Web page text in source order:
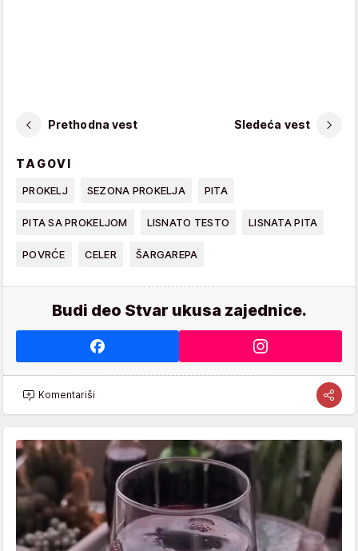
Prethodna vest Sledeća vest
TAGOVI
PROKELJ SEZONA PROKELJA PITA
PITA SA PROKELJOM LISNATO TESTO LISNATA PITA
POVRĆE CELER ŠARGAREPA
Budi deo Stvar ukusa zajednice.
Komentariši